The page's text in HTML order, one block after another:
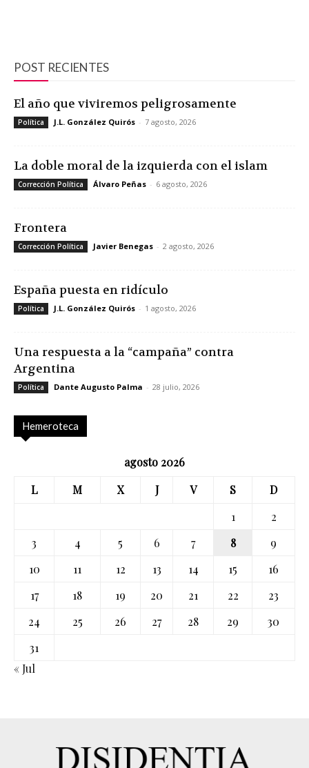
POST RECIENTES
El año que viviremos peligrosamente
Política J.L. González Quirós - 7 agosto, 2026
La doble moral de la izquierda con el islam
Corrección Política Álvaro Peñas - 6 agosto, 2026
Frontera
Corrección Política Javier Benegas - 2 agosto, 2026
España puesta en ridículo
Política J.L. González Quirós - 1 agosto, 2026
Una respuesta a la “campaña” contra
Argentina
Política Dante Augusto Palma - 28 julio, 2026
Hemeroteca
agosto 2026
L
M X J V S
D
1
2
3
4 5 6 7 8
9
10
11 12 13 14 15
16
17
18 19 20 21 22
23
24
25 26 27 28 29
30
31
« Jul